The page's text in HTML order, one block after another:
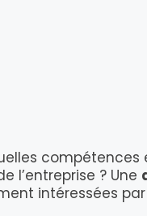
compétences
l’entreprise ? Une
intéressées